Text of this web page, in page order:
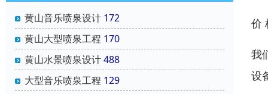
黄山音乐喷泉设计 172
黄山大型喷泉工程 170
黄山水景喷泉设计488
大型音乐喷泉工程 129
价
我
设